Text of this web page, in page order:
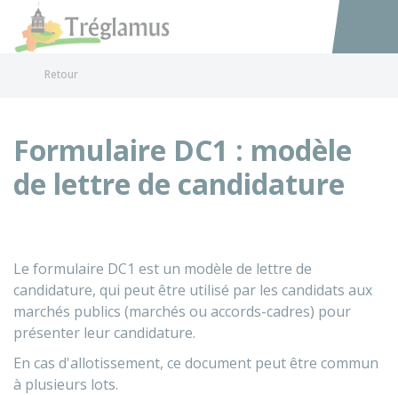
Accéder
Retour
Formulaire DC1 : modèle
de lettre de candidature
Le formulaire DC1 est un modèle de lettre de
candidature, qui peut être utilisé par les candidats aux
marchés publics (marchés ou accords-cadres) pour
présenter leur candidature.
En cas d'allotissement, ce document peut être commun
à plusieurs lots.